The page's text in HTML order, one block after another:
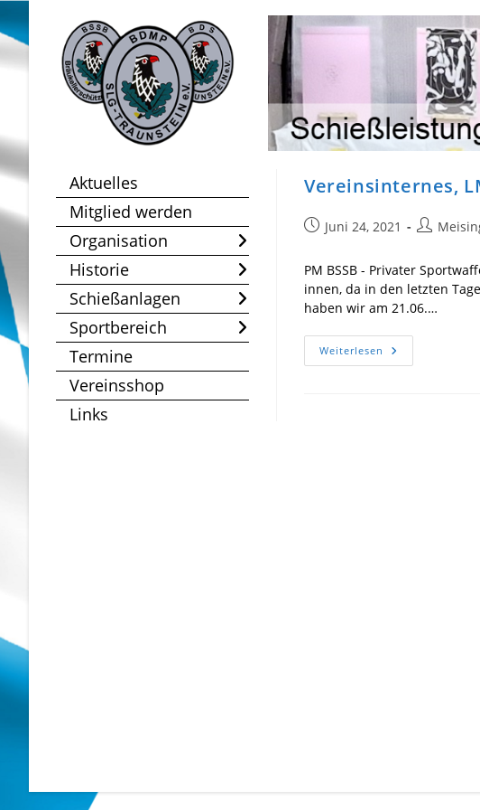
Inhalt
springen
Vereinsinternes,
BeitragJuni 24, 2021
Beitrags-
PM BSSB - Privater
innen, da in den letzten
haben wir am 21.06.…
Weiterlesen
LM,
Aktuelles
Mitglied werden
Organisation
Historie
Schießanlagen
Sportbereich
Termine
Vereinsshop
Links